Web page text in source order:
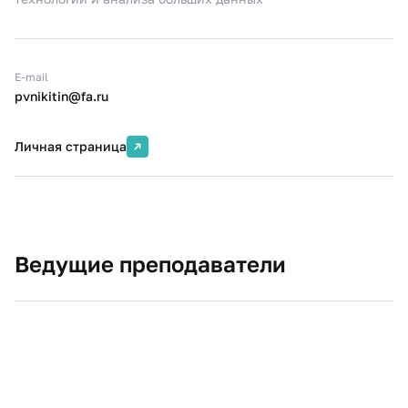
E-mail
pvnikitin@fa.ru
Личная страница
Ведущие преподаватели